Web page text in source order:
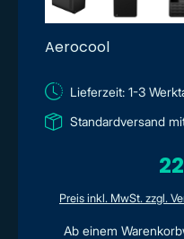
Aerocool
Lieferzeit: 1-3
Standardversand
Preis inkl. MwSt. zzgl.
Ab einem